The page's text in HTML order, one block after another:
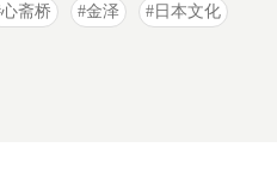
心斋桥 金泽 日本文化